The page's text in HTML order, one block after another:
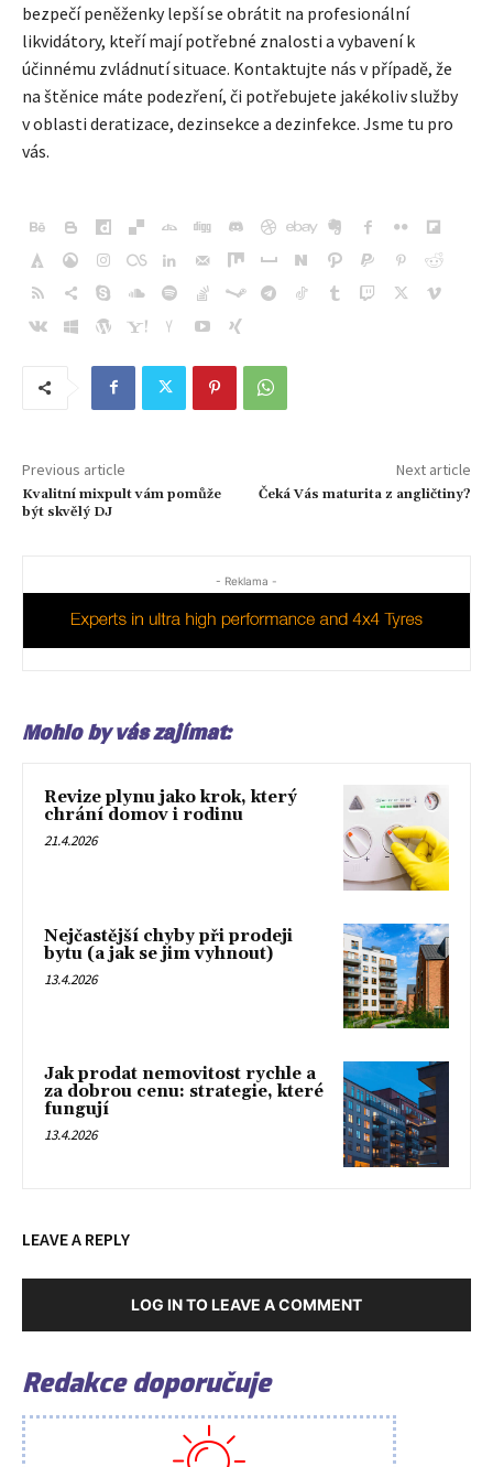
bezpečí peněženky lepší se obrátit na profesionální
likvidátory, kteří mají potřebné znalosti a vybavení k
účinnému zvládnutí situace. Kontaktujte nás v případě, že
na štěnice máte podezření, či potřebujete jakékoliv služby
v oblasti deratizace, dezinsekce a dezinfekce. Jsme tu pro
vás.
Previous article
Kvalitní mixpult vám pomůže
být skvělý DJ
Next article
Čeká Vás maturita z angličtiny?
- Reklama -
Mohlo by vás zajímat:
Revize plynu jako krok, který
chrání domov i rodinu
21.4.2026
Nejčastější chyby při prodeji
bytu (a jak se jim vyhnout)
13.4.2026
Jak prodat nemovitost rychle a
za dobrou cenu: strategie, které
fungují
13.4.2026
LEAVE A REPLY
LOG IN TO LEAVE A COMMENT
Redakce doporučuje